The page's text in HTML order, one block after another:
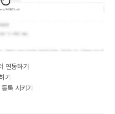
연동하기
기
록 시키기